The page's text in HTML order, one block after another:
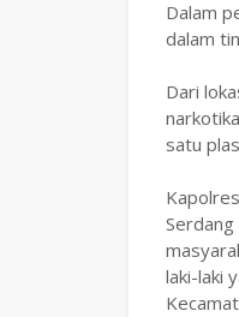
Dalam
dalam
Dari
satu
laki-laki